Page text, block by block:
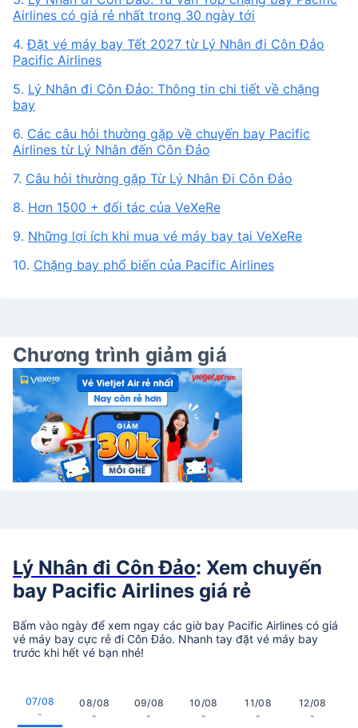
Airlines có giá rẻ nhất trong 30 ngày tới
4.Đặt vé máy bay Tết 2027 từ Lý Nhân đi Côn Đảo
Pacific Airlines
5. Lý Nhân đi Côn Đảo: Thông tin chi tiết về chặng
bay
6. Các câu hỏi thường gặp về chuyến bay Pacific
Airlines từ Lý Nhân đến Côn Đảo
7. Câu hỏi thường gặp Từ Lý Nhân Đi Côn Đảo
8. Hơn 1500 + đối tác của VeXeRe
9. Những lợi ích khi mua vé máy bay tại VeXeRe
10. Chặng bay phổ biến của Pacific Airlines
Chương trình giảm giá
Lý Nhân đi Côn Đảo: Xem chuyến
bay Pacific Airlines giá rẻ
Bấm vào ngày để xem ngay các giờ bay Pacific Airlines có giá
vé máy bay cực rẻ đi Côn Đảo. Nhanh tay đặt vé máy bay
trước khi hết vé bạn nhé!
07/08
-
08/08
-
09/08
-
10/08
-
11/08
-
12/08
-